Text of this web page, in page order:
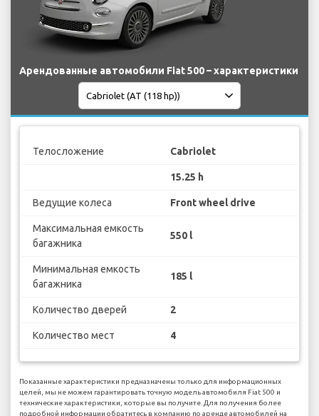
Арендованные автомобили Fiat 500 – характеристики
Телосложение Cabriolet
15.25 h
Ведущие колеса Front wheel drive
Максимальная емкость
багажника
550 l
Минимальная емкость
багажника
185 l
Количество дверей 2
Количество мест 4
Показанные характеристики предназначены только для информационных
целей, мы не можем гарантировать точную модель автомобиля Fiat 500 и
технические характеристики, которые вы получите. Для получения более
подробной информации обратитесь в компанию по аренде автомобилей на